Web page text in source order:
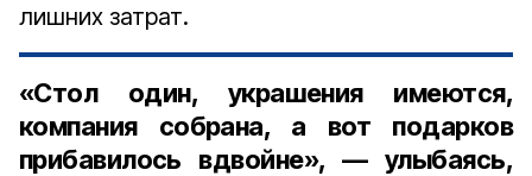
лишних затрат.
«Стол один, украшения имеются,
компания собрана, а вот подарков
прибавилось вдвойне», — улыбаясь,